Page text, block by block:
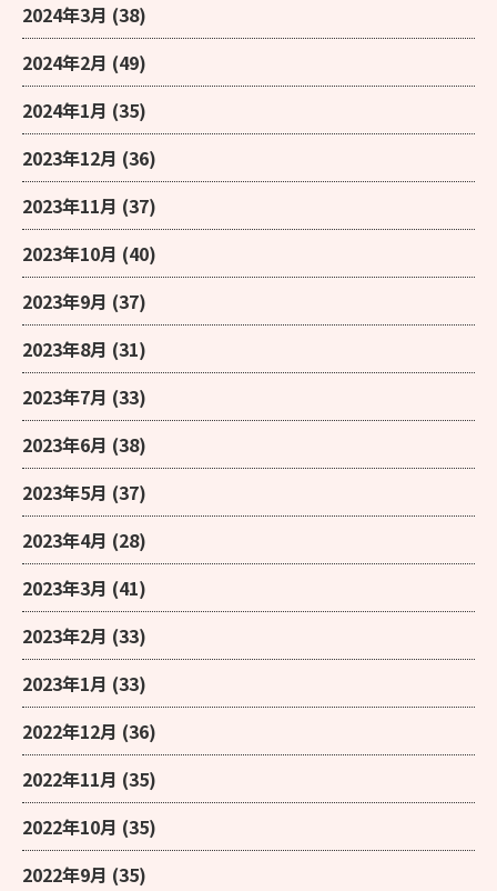
2024年3月 (38)
2024年2月 (49)
2024年1月 (35)
2023年12月 (36)
2023年11月 (37)
2023年10月 (40)
2023年9月 (37)
2023年8月 (31)
2023年7月 (33)
2023年6月 (38)
2023年5月 (37)
2023年4月 (28)
2023年3月 (41)
2023年2月 (33)
2023年1月 (33)
2022年12月 (36)
2022年11月 (35)
2022年10月 (35)
2022年9月 (35)